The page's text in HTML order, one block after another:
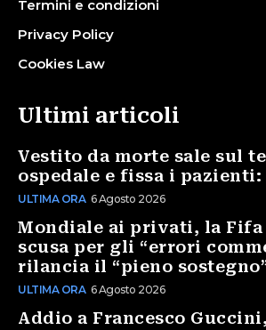
Termini e condizioni
Privacy Policy
Cookies Law
Ultimi articoli
Vestito da morte sale sul
ospedale e fissa i
ULTIMA ORA 6 Agosto 2026
Mondiale ai privati, la Fifa
scusa per gli “errori
rilancia il “pieno
ULTIMA ORA 6 Agosto 2026
Addio a Francesco